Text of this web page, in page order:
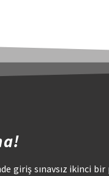
giriş sınavsız ikinci bir